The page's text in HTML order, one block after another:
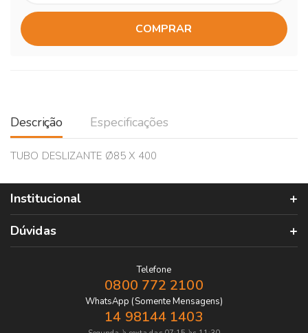
COMPRAR
Descrição Especificações
TUBO DESLIZANTE Ø85 X 400
Institucional
Dúvidas
Telefone
0800 772 2100
WhatsApp (Somente Mensagens)
14 98144 1403